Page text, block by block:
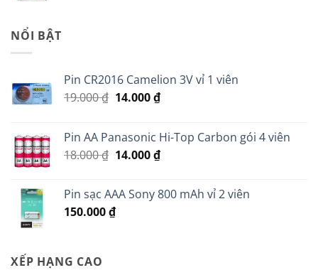
NỔI BẬT
Pin CR2016 Camelion 3V vỉ 1 viên
19.000₫ Giá
19.000 ₫.
14.000₫Giá
là:
14.000 ₫.
Pin AA Panasonic Hi-Top Carbon gói 4 viên
18.000₫ Giá
18.000 ₫.
14.000₫Giá
là:
Pin sạc AAA Sony 800 mAh vỉ 2 viên
150.000₫
XẾP HẠNG CAO